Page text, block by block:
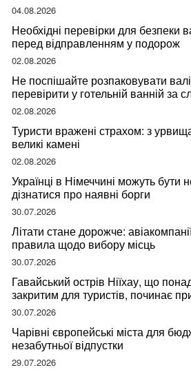
04.08.2026
Необхідні перевірки для безпеки
перед відправленням у подорож
02.08.2026
Не поспішайте розпаковувати
перевірити у готельній ванній за
мандрівниці
02.08.2026
Туристи вражені страхом: з
великі камені
02.08.2026
Українці в Німеччині можуть бути
дізнатися про наявні борги
30.07.2026
Літати стане дорожче:
правила щодо вибору місць
30.07.2026
Гавайський острів Ніїхау, що
закритим для туристів, починає
відвідувачів
30.07.2026
Чарівні європейські міста для
незабутньої відпустки
29.07.2026